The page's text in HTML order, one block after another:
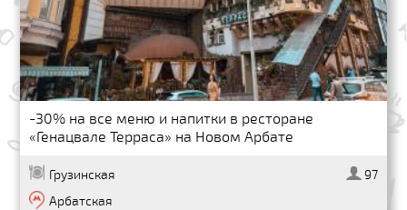
-30% на все меню и напитки в ресторане
«Генацвале Терраса» на Новом Арбате
Грузинская
Арбатская
97